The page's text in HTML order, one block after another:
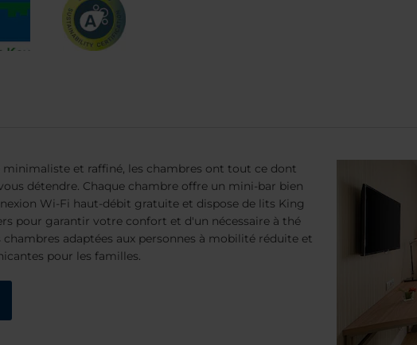
minimaliste et raffiné, les chambres ont tout ce dont
détendre. Chaque chambre offre un mini-bar bien
Wi-Fi haut-débit gratuite et dispose de lits King
pour garantir votre confort et d'un nécessaire à thé
chambres adaptées aux personnes à mobilité réduite et
pour les familles.